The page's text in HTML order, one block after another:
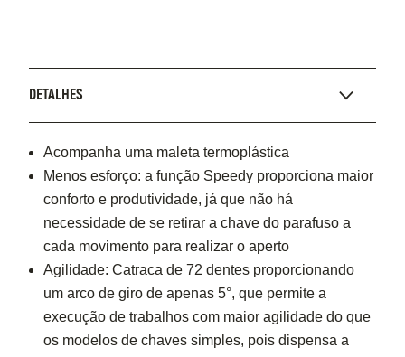
DETALHES
Acompanha uma maleta termoplástica
Menos esforço: a função Speedy proporciona maior
conforto e produtividade, já que não há
necessidade de se retirar a chave do parafuso a
cada movimento para realizar o aperto
Agilidade: Catraca de 72 dentes proporcionando
um arco de giro de apenas 5°, que permite a
execução de trabalhos com maior agilidade do que
os modelos de chaves simples, pois dispensa a